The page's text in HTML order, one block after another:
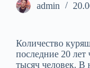
admin
Количество
последние 20
тысяч человек. В